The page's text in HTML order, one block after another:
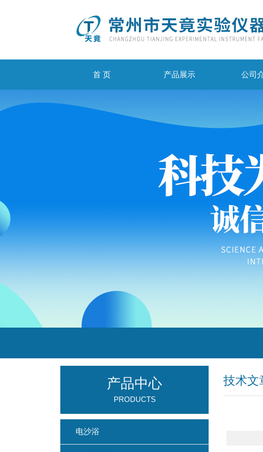
首 页 产品展示 公司
技术文
产品中心
PRODUCTS
电沙浴